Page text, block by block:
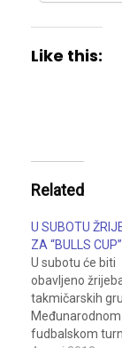
Like this:
Related
U SUBOTU
ZA “BULLS CUP”
U subotu će biti
obavljeno
takmičarskih
Međunarodnom
fudbalskom